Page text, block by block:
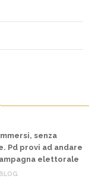
senza
Pd provi ad andare
elettorale